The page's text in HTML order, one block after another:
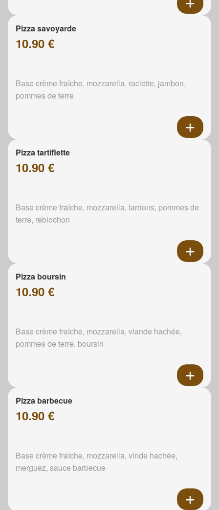
Pizza savoyarde
10.90 €
Base crème fraîche, mozzarella, raclette, jambon,
pommes de terre
Pizza tartiflette
10.90 €
Base crème fraîche, mozzarella, lardons, pommes de
terre, reblochon
Pizza boursin
10.90 €
Base crème fraîche, mozzarella, viande hachée,
pommes de terre, boursin
Pizza barbecue
10.90 €
Base crème fraîche, mozzarella, vinde hachée,
merguez, sauce barbecue